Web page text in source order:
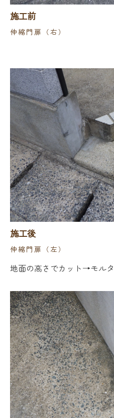
施工前
伸縮門扉（右）
施工後
伸縮門扉（左）
地面の高さでカット→モル